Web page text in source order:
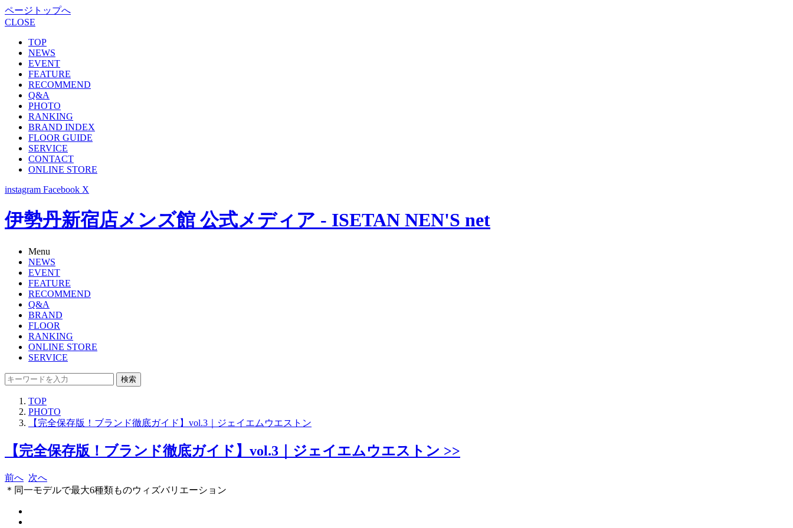
ページトップへ
CLOSE
TOP
NEWS
EVENT
FEATURE
RECOMMEND
Q&A
PHOTO
RANKING
BRAND INDEX
FLOOR GUIDE
SERVICE
CONTACT
ONLINE STORE
instagram Facebook X
伊勢丹新宿店メンズ館 公式メディア - ISETAN NEN'S net
Menu
NEWS
EVENT
FEATURE
RECOMMEND
Q&A
BRAND
FLOOR
RANKING
ONLINE STORE
SERVICE
検索
TOP
PHOTO
【完全保存版！ブランド徹底ガイド】vol.3｜ジェイエムウエストン
【完全保存版！ブランド徹底ガイド】vol.3｜ジェイエムウエストン >>
前へ 次へ
＊同一モデルで最大6種類ものウィズバリエーション